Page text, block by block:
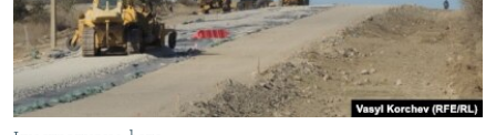
ВІДЕОУРОКИ «ELIFBE»
СВІДЧЕННЯ ОКУПАЦІЇ
УКРАЇНСЬКА ПРОБЛЕМА КРИМУ
Русский
Qırımtatar